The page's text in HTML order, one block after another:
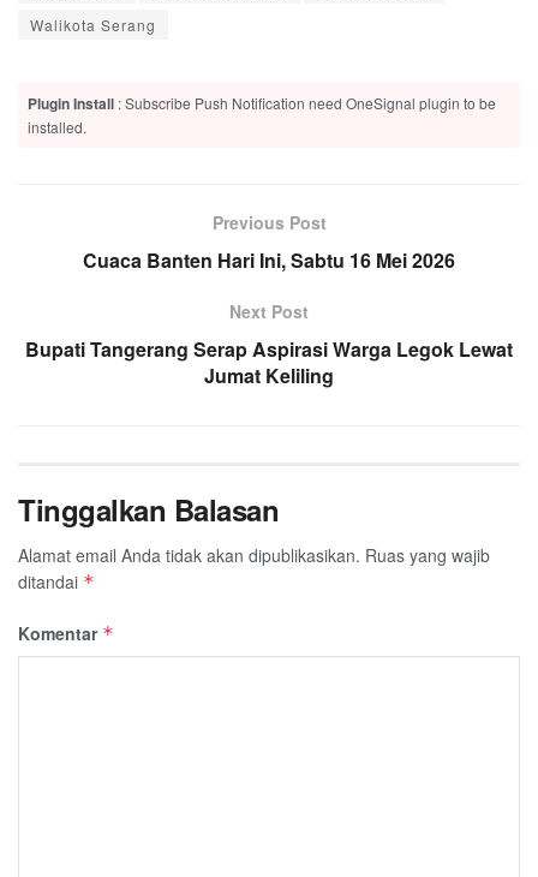
Walikota Serang
Plugin Install : Subscribe Push Notification need OneSignal plugin to be
installed.
Previous Post
Cuaca Banten Hari Ini, Sabtu 16 Mei 2026
Next Post
Bupati Tangerang Serap Aspirasi Warga Legok Lewat
Jumat Keliling
Tinggalkan Balasan
Alamat email Anda tidak akan dipublikasikan. Ruas yang wajib
ditandai *
Komentar *